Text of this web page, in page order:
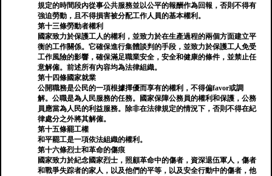
規定的時間段內從事公共服務並以公平的報酬作為回報，否則不得有
強迫勞動，且不得損害被分配工作人員的基本權利。
第十三條勞動者權利
國家致力於保護工人的權利，並致力於在生產過程的兩個方面建立平
衡的工作關係。它確保進行集體談判的手段，並致力於保護工人免受
工作風險的影響，確保滿足職業安全，安全和健康的條件，並禁止任
意解僱。前述所有內容均為法律組織。
第十四條國家就業
公開職務是公民的一項根據擇優而享有的權利，不得偏favor或調
解。公職是為人民服務的任務。國家保障公務員的權利和保護，公務
員應當為人民的利益服務。除非在法律規定的情況下，否則不得在紀
律處分之外將其解僱。
第十五條罷工權
和平罷工是一項依法組織的權利。
第十六條烈士和革命的傷痕
國家致力於紀念國家烈士，照顧革命中的傷者，資深退伍軍人，傷者
和戰爭失踪者的家人，以及他們的平等，以及安全行動中的傷者，他